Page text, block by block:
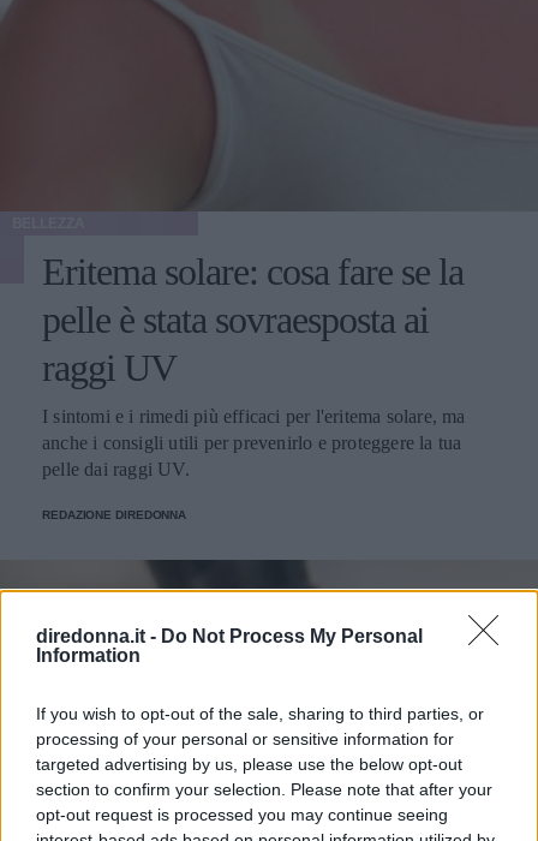
diredonna.it - Do Not Process My Personal
Information
If you wish to opt-out of the sale, sharing to third parties, or
processing of your personal or sensitive information for
targeted advertising by us, please use the below opt-out
section to confirm your selection. Please note that after your
opt-out request is processed you may continue seeing
Eritema solare: cosa fare se la
pelle è stata sovraesposta ai
raggi UV
I sintomi e i rimedi più efficaci per l'eritema solare, ma
anche i consigli utili per prevenirlo e proteggere la tua
pelle dai raggi UV.
REDAZIONE DIREDONNA